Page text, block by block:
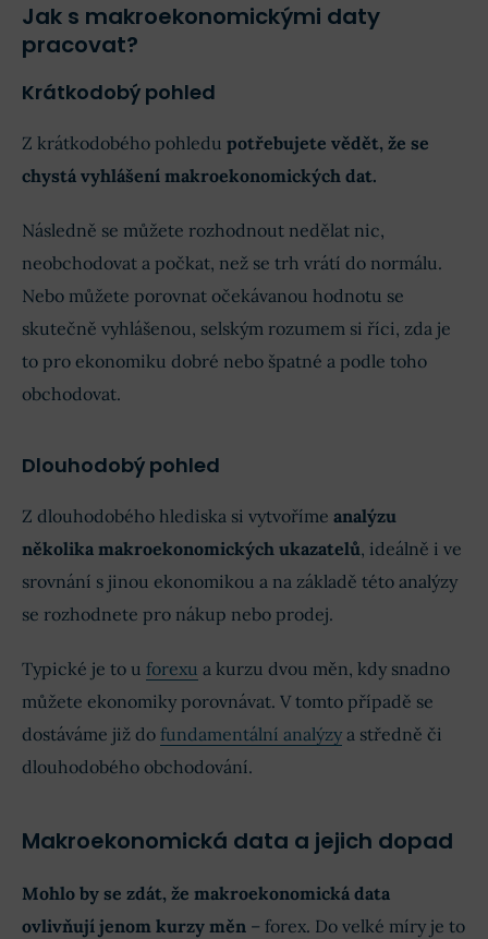
Jak s makroekonomickými daty
pracovat?
Krátkodobý pohled
Z krátkodobého pohledu potřebujete vědět, že se
chystá vyhlášení makroekonomických dat.
Následně se můžete rozhodnout nedělat nic,
neobchodovat a počkat, než se trh vrátí do normálu.
Nebo můžete porovnat očekávanou hodnotu se
skutečně vyhlášenou, selským rozumem si říci, zda je
to pro ekonomiku dobré nebo špatné a podle toho
obchodovat.
Dlouhodobý pohled
Z dlouhodobého hlediska si vytvoříme analýzu
několika makroekonomických ukazatelů, ideálně i ve
srovnání s jinou ekonomikou a na základě této analýzy
se rozhodnete pro nákup nebo prodej.
Typické je to u forexu a kurzu dvou měn, kdy snadno
můžete ekonomiky porovnávat. V tomto případě se
dostáváme již do fundamentální analýzy a středně či
dlouhodobého obchodování.
Makroekonomická data a jejich dopad
Mohlo by se zdát, že makroekonomická data
ovlivňují jenom kurzy měn – forex. Do velké míry je to